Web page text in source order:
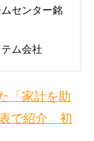
センター銘
ム会社
「家計を助
表で紹介 初